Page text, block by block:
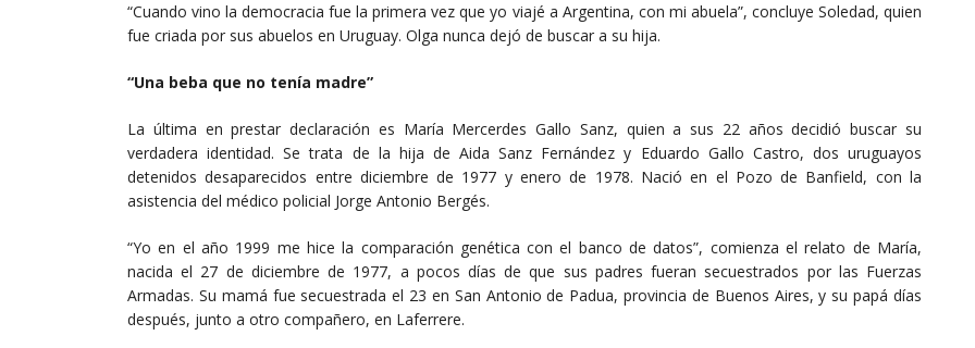
“Cuando vino la democracia fue la primera vez que yo viajé a Argentina, con mi abuela”, concluye Soledad, quien
fue criada por sus abuelos en Uruguay. Olga nunca dejó de buscar a su hija.
“Una beba que no tenía madre”
La última en prestar declaración es María Mercerdes Gallo Sanz, quien a sus 22 años decidió buscar su
verdadera identidad. Se trata de la hija de Aida Sanz Fernández y Eduardo Gallo Castro, dos uruguayos
detenidos desaparecidos entre diciembre de 1977 y enero de 1978. Nació en el Pozo de Banfield, con la
asistencia del médico policial Jorge Antonio Bergés.
“Yo en el año 1999 me hice la comparación genética con el banco de datos”, comienza el relato de María,
nacida el 27 de diciembre de 1977, a pocos días de que sus padres fueran secuestrados por las Fuerzas
Armadas. Su mamá fue secuestrada el 23 en San Antonio de Padua, provincia de Buenos Aires, y su papá días
después, junto a otro compañero, en Laferrere.